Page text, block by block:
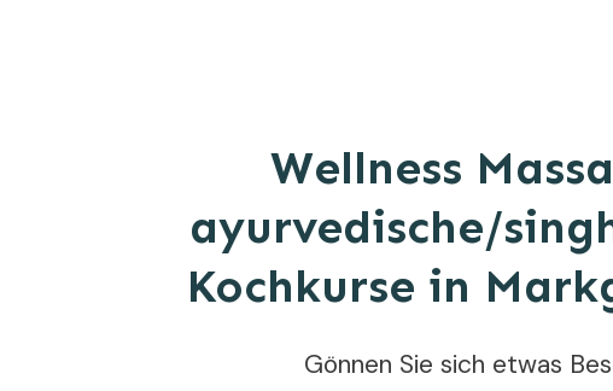
Wellness
ayurvedische/
Kochkurse in
Gönnen Sie sich etwas